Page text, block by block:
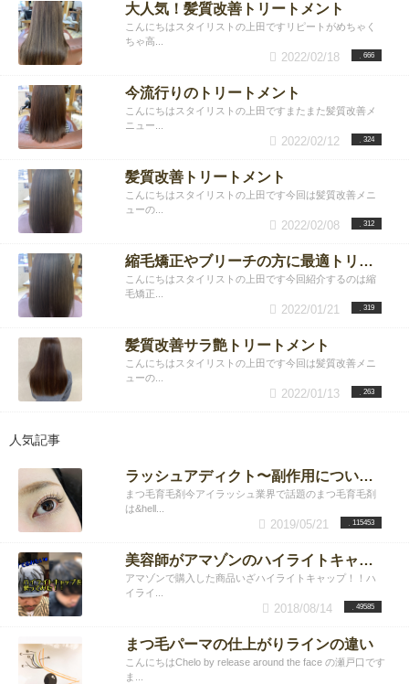
大人気！髪質改善トリートメント
こんにちはスタイリストの上田ですリピートがめちゃく
ちゃ高...
666
2022/02/18
今流行りのトリートメント
こんにちはスタイリストの上田ですまたまた髪質改善メ
ニュー...
324
2022/02/12
髪質改善トリートメント
こんにちはスタイリストの上田です今回は髪質改善メニ
ューの...
312
2022/02/08
縮毛矯正やブリーチの方に最適トリートメント
こんにちはスタイリストの上田です今回紹介するのは縮
毛矯正...
319
2022/01/21
髪質改善サラ艶トリートメント
こんにちはスタイリストの上田です今回は髪質改善メニ
ューの...
263
2022/01/13
人気記事
ラッシュアディクト〜副作用について〜
まつ毛育毛剤今アイラッシュ業界で話題のまつ毛育毛剤
は&hell...
115453
2019/05/21
美容師がアマゾンのハイライトキャップでハイライトを入れてみた！！
アマゾンで購入した商品いざハイライトキャップ！！ハ
イライ...
49585
2018/08/14
まつ毛パーマの仕上がりラインの違い
こんにちはChelo by release around the face の瀬戸口です
ま...